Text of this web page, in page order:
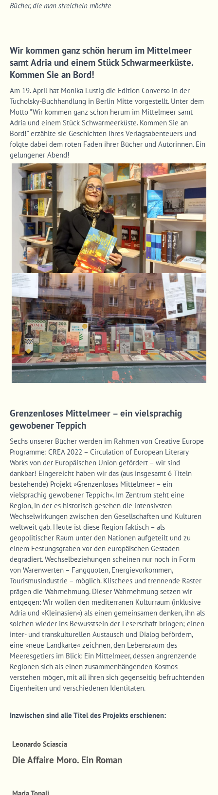
Bücher, die man streicheln möchte
Wir kommen ganz schön herum im Mittelmeer
samt Adria und einem Stück Schwarmeerküste.
Kommen Sie an Bord!
Am 19. April hat Monika Lustig die Edition Converso in der
Tucholsky-Buchhandlung in Berlin Mitte vorgestellt. Unter dem
Motto "Wir kommen ganz schön herum im Mittelmeer samt
Adria und einem Stück Schwarmeerküste. Kommen Sie an
Bord!" erzählte sie Geschichten ihres Verlagsabenteuers und
folgte dabei dem roten Faden ihrer Bücher und Autorinnen. Ein
gelungener Abend!
Grenzenloses Mittelmeer – ein vielsprachig
gewobener Teppich
Sechs unserer Bücher werden im Rahmen von Creative Europe
Programme: CREA 2022 – Circulation of European Literary
Works von der Europäischen Union gefördert – wir sind
dankbar! Eingereicht haben wir das (aus insgesamt 6 Titeln
bestehende) Projekt »Grenzenloses Mittelmeer – ein
vielsprachig gewobener Teppich«. Im Zentrum steht eine
Region, in der es historisch gesehen die intensivsten
Wechselwirkungen zwischen den Gesellschaften und Kulturen
weltweit gab. Heute ist diese Region faktisch – als
geopolitischer Raum unter den Nationen aufgeteilt und zu
einem Festungsgraben vor den europäischen Gestaden
degradiert. Wechselbeziehungen scheinen nur noch in Form
von Warenwerten – Fangquoten, Energievorkommen,
Tourismusindustrie – möglich. Klischees und trennende Raster
prägen die Wahrnehmung. Dieser Wahrnehmung setzen wir
entgegen: Wir wollen den mediterranen Kulturraum (inklusive
Adria und »Kleinasien«) als einen gemeinsamen denken, ihn als
solchen wieder ins Bewusstsein der Leserschaft bringen; einen
inter- und transkulturellen Austausch und Dialog befördern,
eine »neue Landkarte« zeichnen, den Lebensraum des
Meeresgetiers im Blick: Ein Mittelmeer, dessen angrenzende
Regionen sich als einen zusammenhängenden Kosmos
verstehen mögen, mit all ihren sich gegenseitig befruchtenden
Eigenheiten und verschiedenen Identitäten.
Inzwischen sind alle Titel des Projekts erschienen:
Leonardo Sciascia
Die Affaire Moro. Ein Roman